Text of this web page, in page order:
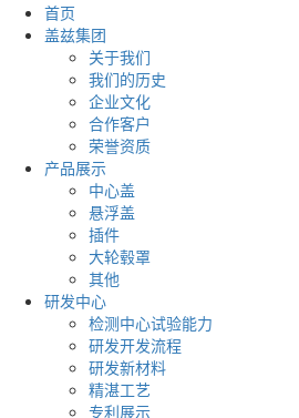
首页
盖兹集团
关于我们
我们的历史
企业文化
合作客户
荣誉资质
产品展示
中心盖
悬浮盖
插件
大轮毂罩
其他
研发中心
检测中心试验能力
研发开发流程
研发新材料
精湛工艺
专利展示